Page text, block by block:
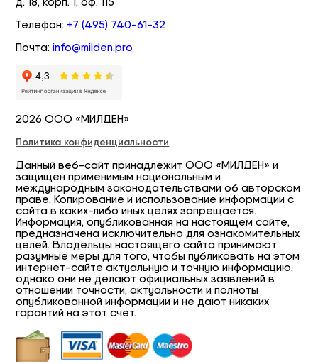
Телефон: +7 (495) 740-61-32
Почта:info@milden.pro
2026 ООО «МИЛДЕН»
Политика конфиденциальности
Данный веб-сайт принадлежит ООО «МИЛДЕН» и
защищен применимым национальным и
международным законодательствами об авторском
праве. Копирование и использование информации с
сайта в каких-либо иных целях запрещается.
Информация, опубликованная на настоящем сайте,
предназначена исключительно для ознакомительных
целей. Владельцы настоящего сайта принимают
разумные меры для того, чтобы публиковать на этом
интернет-сайте актуальную и точную информацию,
однако они не делают официальных заявлений в
отношении точности, актуальности и полноты
опубликованной информации и не дают никаких
гарантий на этот счет.